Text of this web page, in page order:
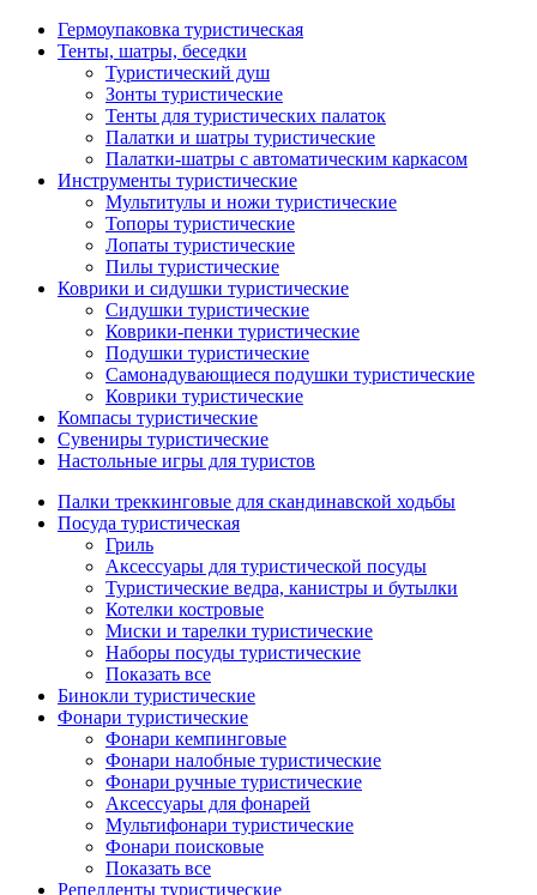
Гермоупаковка туристическая
Тенты, шатры, беседки
Туристический душ
Зонты туристические
Тенты для туристических палаток
Палатки и шатры туристические
Палатки-шатры с автоматическим каркасом
Инструменты туристические
Мультитулы и ножи туристические
Топоры туристические
Лопаты туристические
Пилы туристические
Коврики и сидушки туристические
Сидушки туристические
Коврики-пенки туристические
Подушки туристические
Самонадувающиеся подушки туристические
Коврики туристические
Компасы туристические
Сувениры туристические
Настольные игры для туристов
Палки треккинговые для скандинавской ходьбы
Посуда туристическая
Гриль
Аксессуары для туристической посуды
Туристические ведра, канистры и бутылки
Котелки костровые
Миски и тарелки туристические
Наборы посуды туристические
Показать все
Бинокли туристические
Фонари туристические
Фонари кемпинговые
Фонари налобные туристические
Фонари ручные туристические
Аксессуары для фонарей
Мультифонари туристические
Фонари поисковые
Показать все
Репелленты туристические